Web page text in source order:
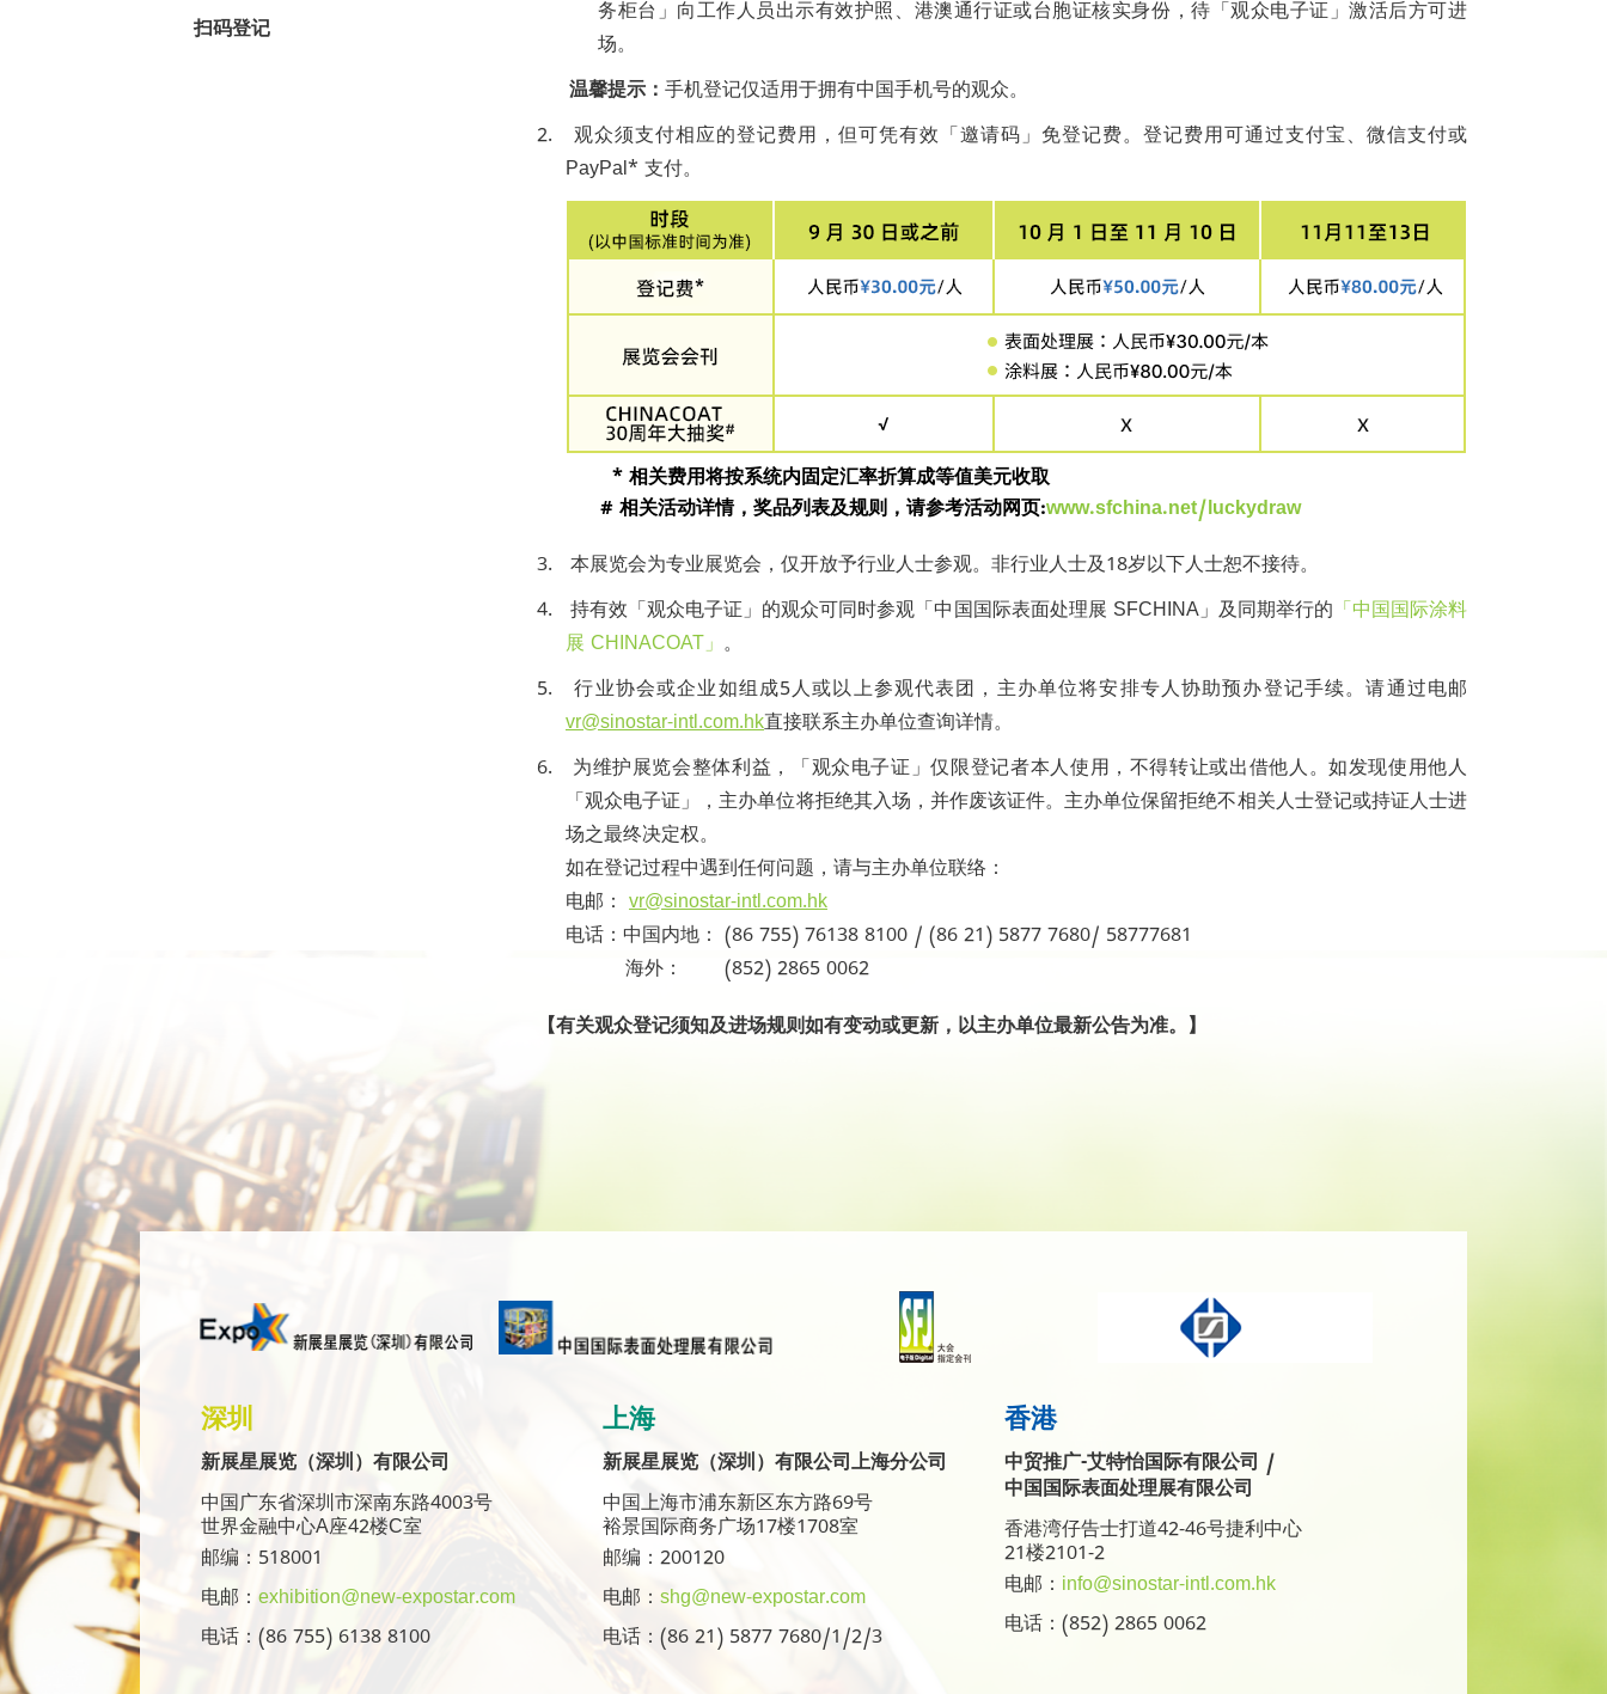
扫码登记
务柜台」向工作人员出示有效护照、港澳通行证或台胞证核实身份，待「观众电子证」激活后方可进
场。
温馨提示： 手机登记仅适用于拥有中国手机号的观众。
2. 观众须支付相应的登记费用，但可凭有效「邀请码」免登记费。登记费用可通过支付宝、微信支付或
PayPal* 支付。
* 相关费用将按系统内固定汇率折算成等值美元收取
# 相关活动详情，奖品列表及规则，请参考活动网页:www.sfchina.net/luckydraw
3. 本展览会为专业展览会，仅开放予行业人士参观。非行业人士及18岁以下人士恕不接待。
4. 持有效「观众电子证」的观众可同时参观「中国国际表面处理展 SFCHINA」及同期举行的 「中国国际涂料
展 CHINACOAT」 。
5. 行业协会或企业如组成5人或以上参观代表团，主办单位将安排专人协助预办登记手续。请通过电邮
vr@sinostar-intl.com.hk直接联系主办单位查询详情。
6.
为维护展览会整体利益，「观众电子证」仅限登记者本人使用，不得转让或出借他人。如发现使用他人
「观众电子证」，主办单位将拒绝其入场，并作废该证件。主办单位保留拒绝不相关人士登记或持证人士进
场之最终决定权。
如在登记过程中遇到任何问题，请与主办单位联络：
电邮： vr@sinostar-intl.com.hk
电话：中国内地： (86 755) 76138 8100 / (86 21) 5877 7680/ 58777681
海外：
(852) 2865 0062
【有关观众登记须知及进场规则如有变动或更新，以主办单位最新公告为准。】
深圳
新展星展览（深圳）有限公司
中国广东省深圳市深南东路4003号
世界金融中心A座42楼C室
邮编：518001
电邮： exhibition@new-expostar.com
电话：(86 755) 6138 8100
上海
新展星展览（深圳）有限公司上海分公司
中国上海市浦东新区东方路69号
裕景国际商务广场17楼1708室
邮编：200120
电邮： shg@new-expostar.com
电话：(86 21) 5877 7680/1/2/3
香港
中贸推广-艾特怡国际有限公司 /
中国国际表面处理展有限公司
香港湾仔告士打道42-46号捷利中心
21楼2101-2
电邮： info@sinostar-intl.com.hk
电话：(852) 2865 0062